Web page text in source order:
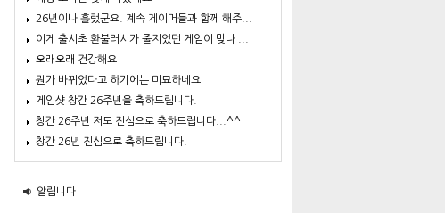
26년이나 흘렀군요. 계속 게이머들과 함께 해주...
이게 출시초 환불러시가 줄지었던 게임이 맞나 ...
오래오래 건강해요
뭔가 바뀌었다고 하기에는 미묘하네요
게임샷 창간 26주년을 축하드립니다.
창간 26주년 저도 진심으로 축하드립니다...^^
창간 26년 진심으로 축하드립니다.
알립니다